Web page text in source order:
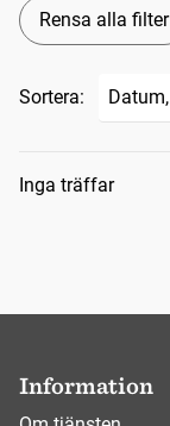
Rensa alla filter
Sortera:
Inga träffar
Information